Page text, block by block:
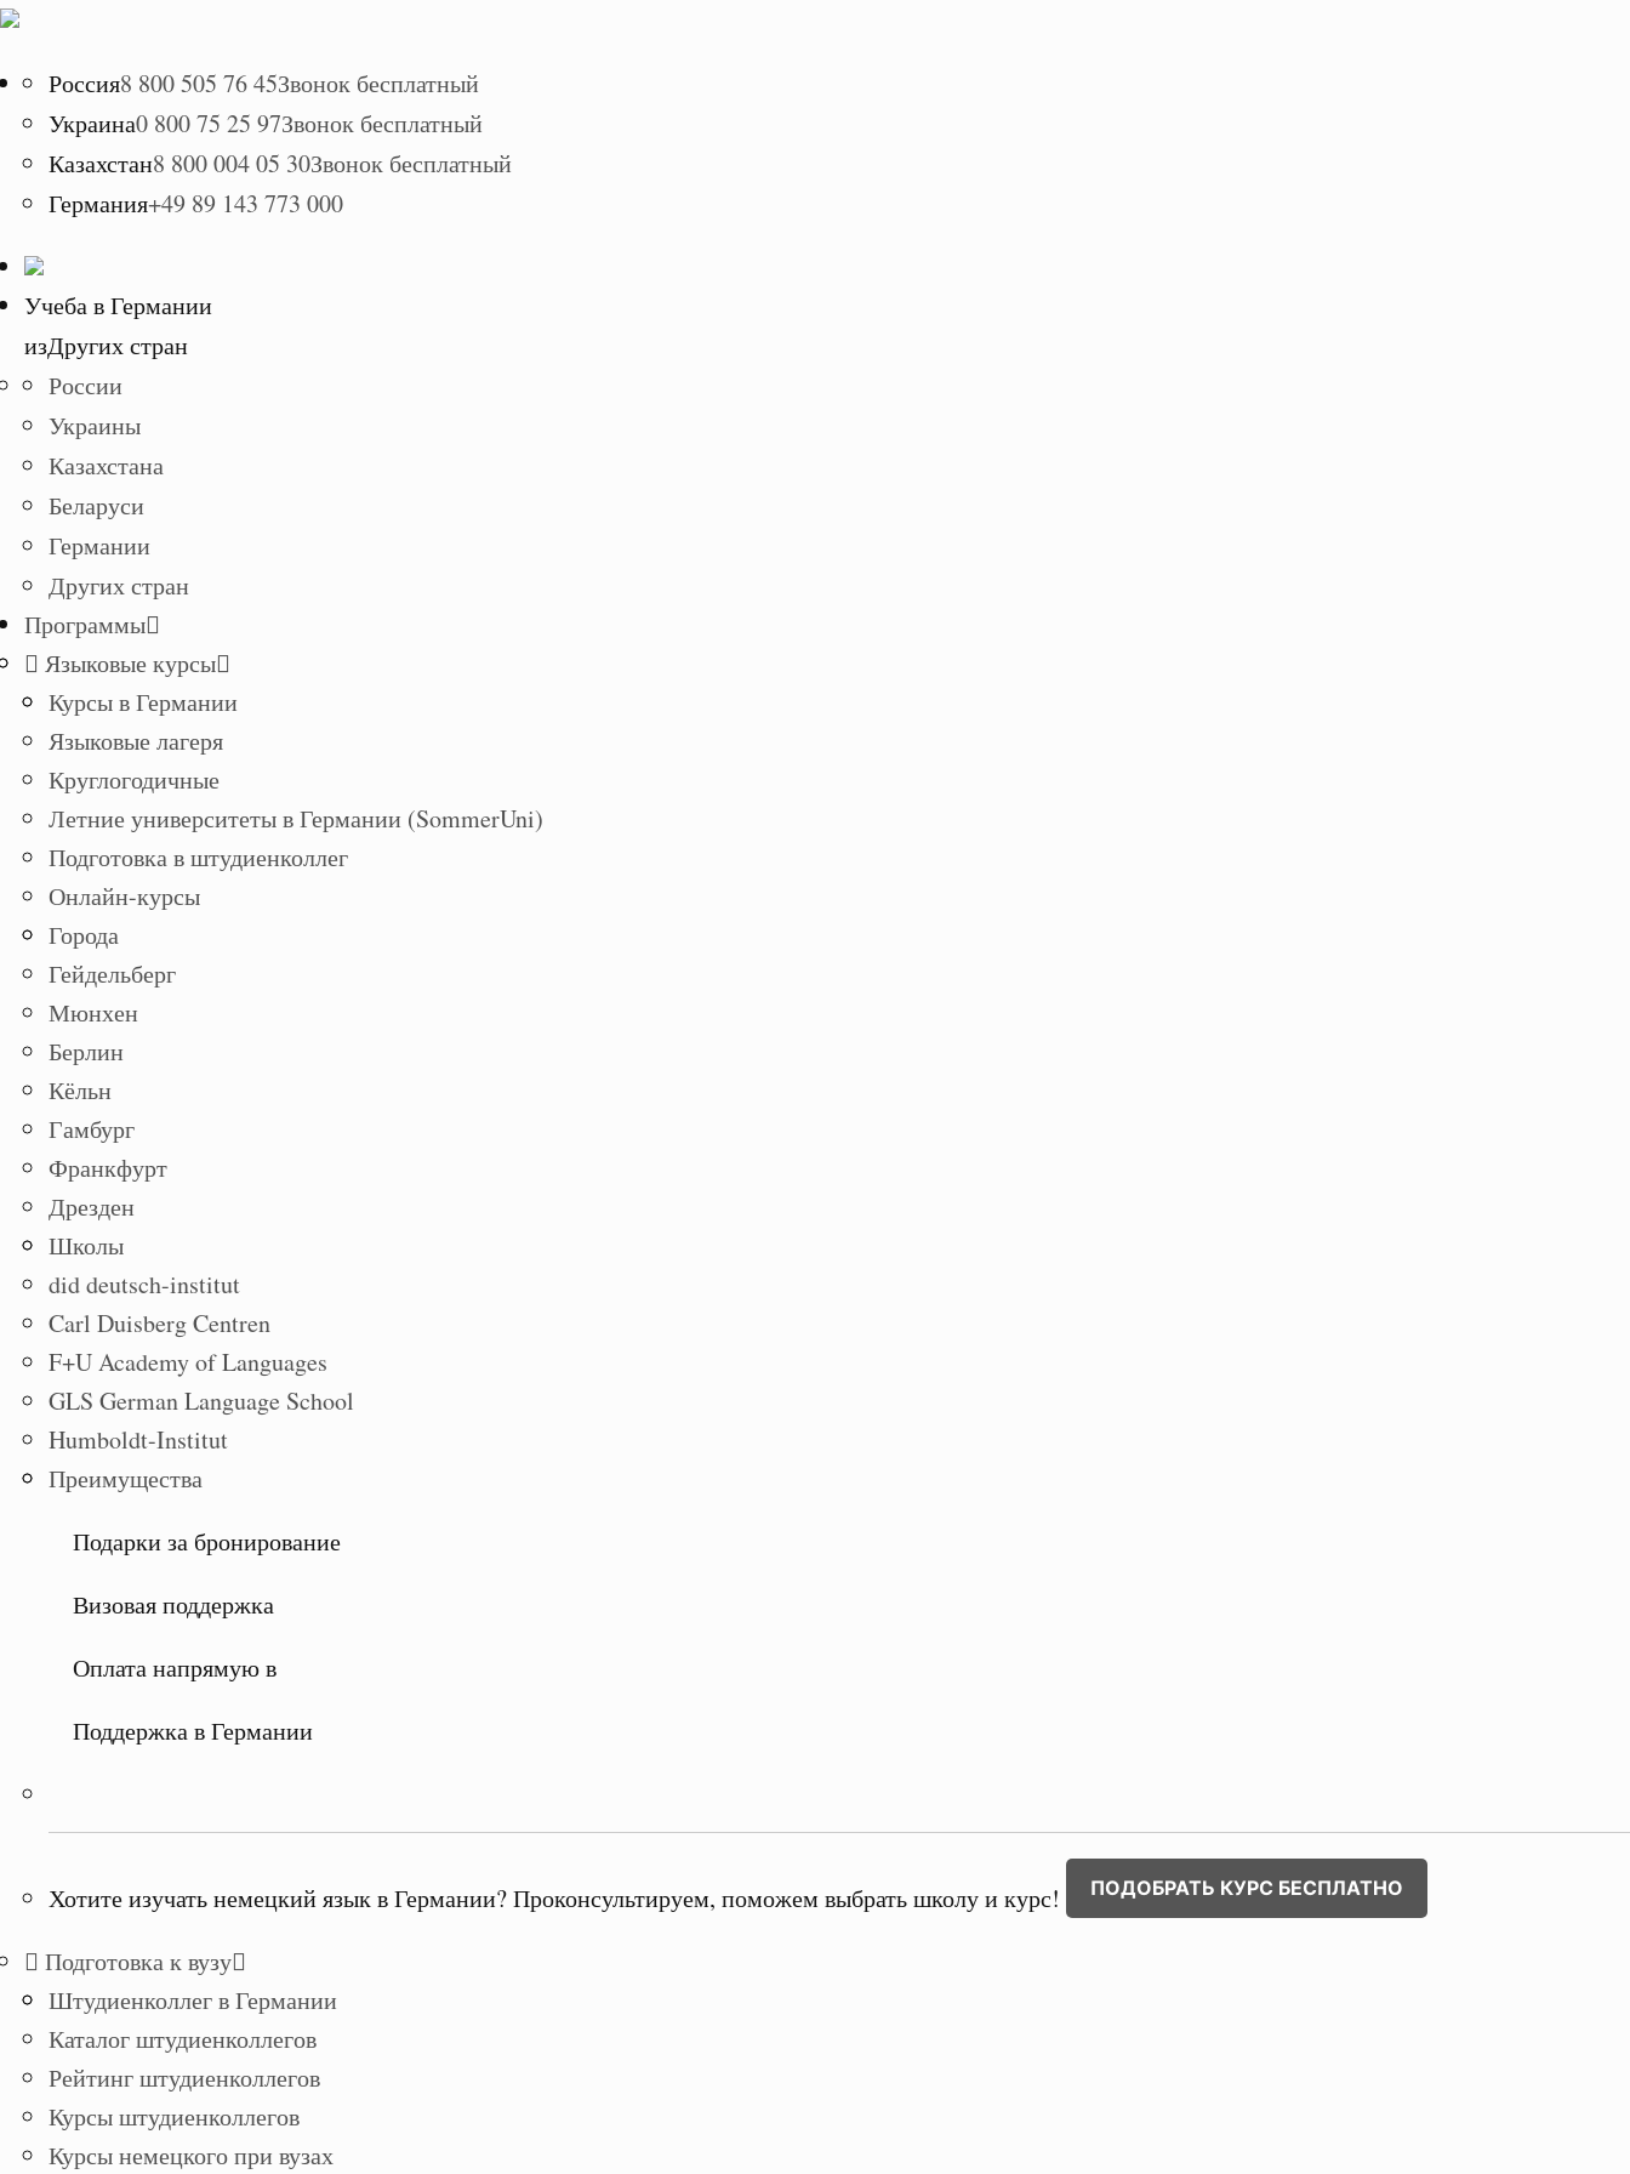
Россия8 800 505 76 45Звонок бесплатный
Украина0 800 75 25 97Звонок бесплатный
Казахстан8 800 004 05 30Звонок бесплатный
Германия+49 89 143 773 000
Учеба в Германии
изДругих стран
России
Украины
Казахстана
Беларуси
Германии
Других стран
Программы
Языковые курсы
Курсы в Германии
Языковые лагеря
Круглогодичные
Летние университеты в Германии (SommerUni)
Подготовка в штудиенколлег
Онлайн-курсы
Города
Гейдельберг
Мюнхен
Берлин
Кёльн
Гамбург
Франкфурт
Дрезден
Школы
did deutsch-institut
Carl Duisberg Centren
F+U Academy of Languages
GLS German Language School
Humboldt-Institut
Преимущества
Подарки за бронирование
Визовая поддержка
Оплата напрямую в
Поддержка в Германии
Хотите изучать немецкий язык в Германии? Проконсультируем, поможем выбрать школу и курс! ПОДОБРАТЬ КУРС БЕСПЛАТНО
Подготовка к вузу
Штудиенколлег в Германии
Каталог штудиенколлегов
Рейтинг штудиенколлегов
Курсы штудиенколлегов
Курсы немецкого при вузах